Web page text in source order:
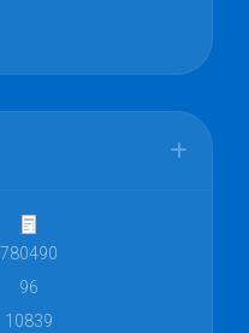
780490
96
10839